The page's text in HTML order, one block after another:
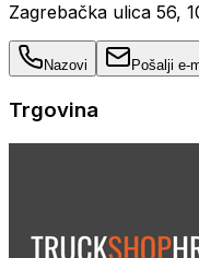
Zagrebačka ulica 56,
Nazovi Pošalji e-
Trgovina